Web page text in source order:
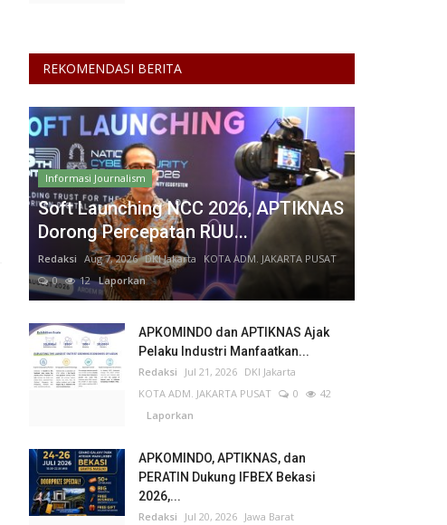
REKOMENDASI BERITA
Informasi Journalism
Soft Launching NCC 2026, APTIKNAS
Dorong Percepatan RUU...
Redaksi Aug 7, 2026 DKI Jakarta
KOTA ADM. JAKARTA PUSAT
0
12Laporkan
APKOMINDO dan APTIKNAS Ajak
Pelaku Industri Manfaatkan...
Redaksi Jul 21, 2026 DKI Jakarta
KOTA ADM. JAKARTA PUSAT
0
42
Laporkan
APKOMINDO, APTIKNAS, dan
PERATIN Dukung IFBEX Bekasi
2026,...
Redaksi Jul 20, 2026 Jawa Barat